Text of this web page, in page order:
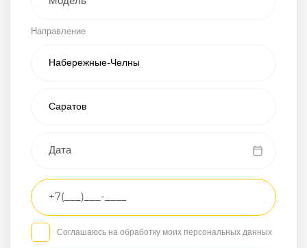
Грузовой
Направление
Транспортное
средство
Седан
Соглашаюсь на обработку моих персональных данных